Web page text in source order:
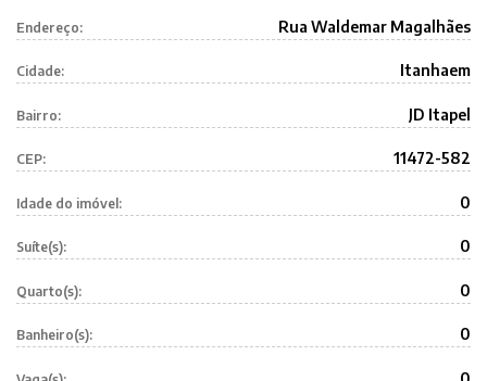
Endereço: Rua Waldemar Magalhães
Cidade: Itanhaem
Bairro: JD Itapel
CEP: 11472-582
Idade do imóvel: 0
Suíte(s): 0
Quarto(s): 0
Banheiro(s): 0